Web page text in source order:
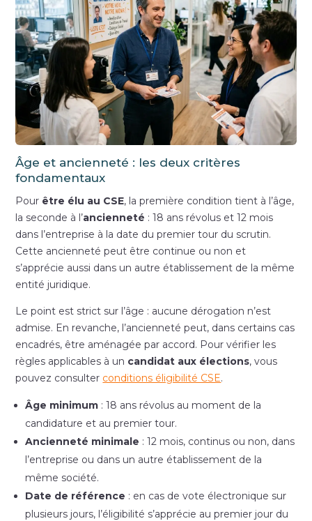
Âge et ancienneté : les deux critères
fondamentaux
Pour être élu au CSE, la première condition tient à l’âge,
la seconde à l’ancienneté : 18 ans révolus et 12 mois
dans l’entreprise à la date du premier tour du scrutin.
Cette ancienneté peut être continue ou non et
s’apprécie aussi dans un autre établissement de la même
entité juridique.
Le point est strict sur l’âge : aucune dérogation n’est
admise. En revanche, l’ancienneté peut, dans certains cas
encadrés, être aménagée par accord. Pour vérifier les
règles applicables à un candidat aux élections, vous
pouvez consulter conditions éligibilité CSE.
Âge minimum : 18 ans révolus au moment de la
candidature et au premier tour.
Ancienneté minimale : 12 mois, continus ou non, dans
l’entreprise ou dans un autre établissement de la
même société.
Date de référence : en cas de vote électronique sur
plusieurs jours, l’éligibilité s’apprécie au premier jour du